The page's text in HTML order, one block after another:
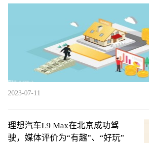
2023-07-11
理想汽车L9 Max在北京成功驾
驶，媒体评价为“有趣”、“好玩”